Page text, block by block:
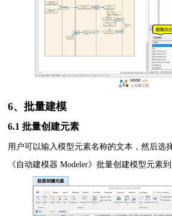
6、批量建模
6.1 批量创建元素
用户可以输入模型元素名称的文本，然后选
《自动建模器 Modeler》批量创建模型元素到